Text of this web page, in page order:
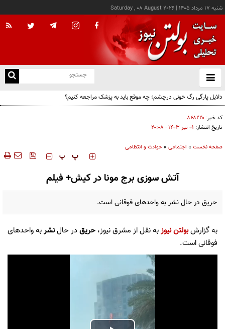
شنبه ۱۷ مرداد ۱۴۰۵ |
Saturday , 08 August 2026
باز
و
دلایل پارگی رگ خونی درچشم؛ چه موقع باید به پزشک مراجعه کنیم؟
کد خبر: ۸۴۸۲۲۰
تاریخ انتشار: ۰۱ تير ۱۴۰۳ - ۲۰:۰۸
صفحه نخست » اجتماعی »حوادث و انتظامی
‍‍‍ پ پ
آتش سوزی برج مونا در کیش+ فیلم
حریق در حال نشر به واحدهای فوقانی است.
به گزارشبولتن نیوزبه نقل از مشرق نیوز، حریقدر حالنشربه واحدهای
فوقانی است.